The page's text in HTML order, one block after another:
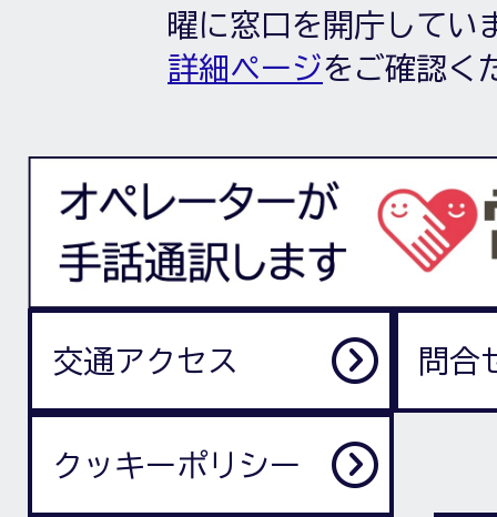
曜に窓口を開庁してい
詳細ページをご確認く
交通アクセス 問合
クッキーポリシー